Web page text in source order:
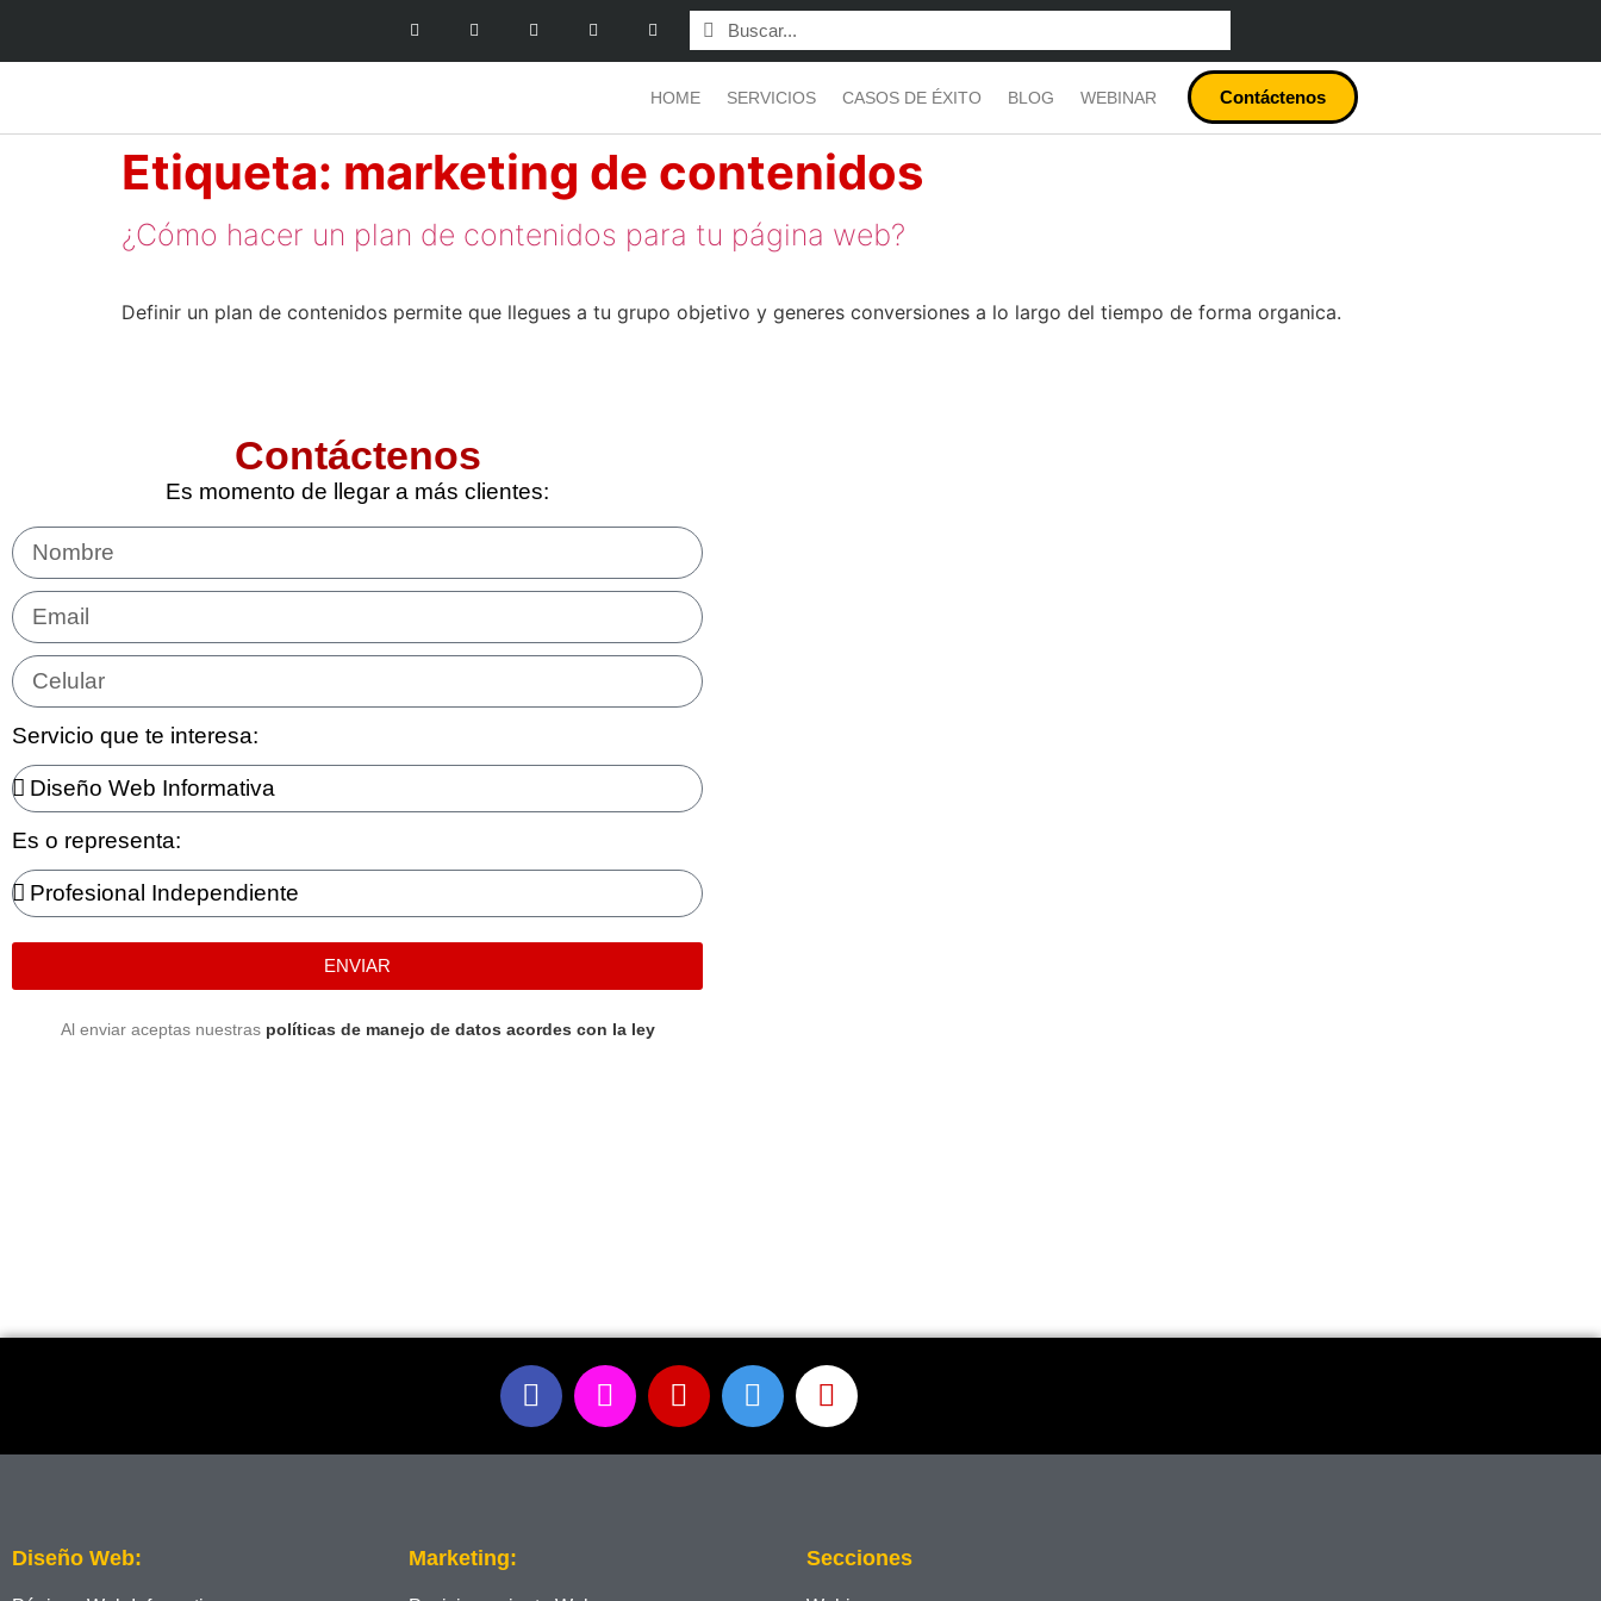
HOME SERVICIOS CASOS DE ÉXITO BLOG WEBINAR Contáctenos
Etiqueta: marketing de contenidos
¿Cómo hacer un plan de contenidos para tu página web?
Definir un plan de contenidos permite que llegues a tu grupo objetivo y generes conversiones a lo largo del tiempo de forma organica.
Contáctenos
Es momento de llegar a más clientes:
Servicio que te interesa:
Es o representa:
ENVIAR
Al enviar aceptas nuestras políticas de manejo de datos acordes con la ley
Diseño Web: Marketing: Secciones